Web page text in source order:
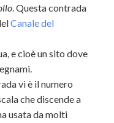
. Questa contrada
Canale del
e cioè un sito dove
vi è il numero
che discende a
usata da molti